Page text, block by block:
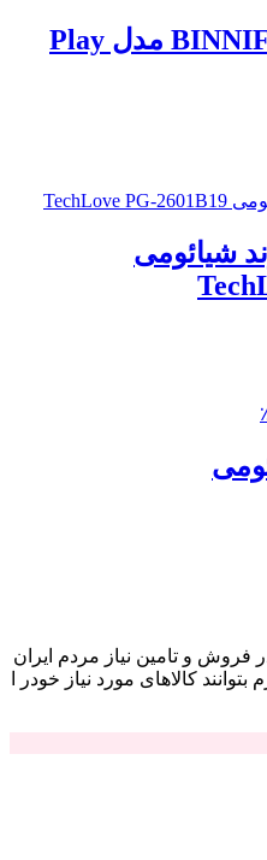
اسپیکر دسکتاپ BINNIFA مدل Play
شیائومی
فروش و تامین نیاز مردم ایران
کالاهای مورد نیاز خودر ا